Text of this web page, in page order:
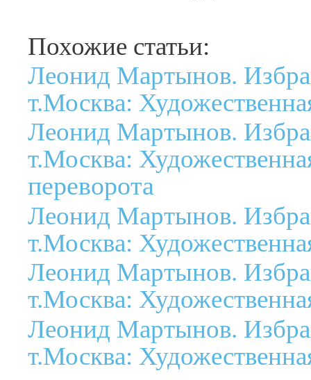
Похожие статьи:
Леонид Мартынов.
т.Москва:
Леонид Мартынов.
т.Москва:
переворота
Леонид Мартынов.
т.Москва:
Леонид Мартынов.
т.Москва:
Леонид Мартынов.
т.Москва: